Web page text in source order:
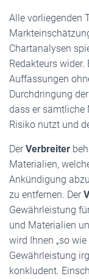
Alle vorliegenden
Chartanalysen
Redakteurs
Auffassungen
Durchdringung
dass er sämtliche
Risiko nutzt und
DerVerbreiter
Materialien,
Ankündigung
zu entfernen. Der
Gewährleistung
und Materialien
wird Ihnen „so
Gewährleistung
konkludent.